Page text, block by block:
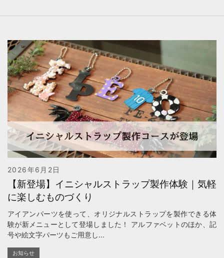
2026年6月2日
【新登場】イニシャルストラップ製作体験｜気軽
に楽しむものづくり
アイアンパーツを使って、オリジナルストラップを製作できる体
験が新メニューとして登場しました！ アルファベットのほか、記
号や絵文字パーツもご用意し...
お知らせ